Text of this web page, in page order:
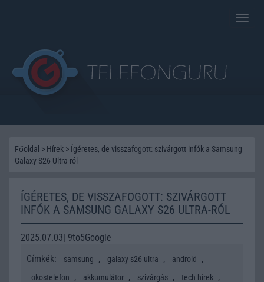
Toggle
Főoldal > Hírek > Ígéretes, de visszafogott: szivárgott infók a Samsung
Galaxy S26 Ultra-ról
ÍGÉRETES, DE VISSZAFOGOTT: SZIVÁRGOTT
INFÓK A SAMSUNG GALAXY S26 ULTRA-RÓL
2025.07.03| 9to5Google
Címkék:
samsung , galaxy s26 ultra , android ,
okostelefon , akkumulátor , szivárgás , tech hírek ,